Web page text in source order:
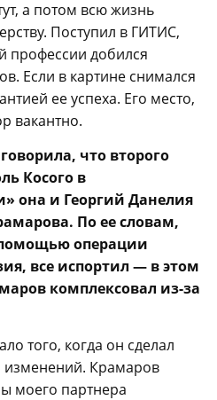
а потом всю жизнь
Поступил в ГИТИС,
профессии добился
Если в картине снимался
ее успеха. Его место,
вакантно.
что второго
Косого в
она и Георгий Данелия
По ее словам,
операции
все испортил — в этом
комплексовал из-за
того, когда он сделал
изменений. Крамаров
моего партнера